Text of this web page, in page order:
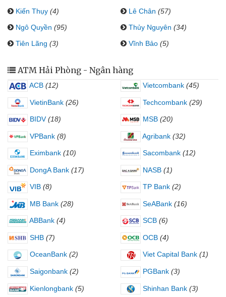
Kiến Thụy (4) Lê Chân (57)
Ngô Quyền (95) Thủy Nguyên (34)
Tiên Lãng (3) Vĩnh Bảo (5)
ATM Hải Phòng - Ngân hàng
ACB (12) Vietcombank (45)
VietinBank (26) Techcombank (29)
BIDV (18) MSB (20)
VPBank (8) Agribank (32)
Eximbank (10) Sacombank (12)
DongA Bank (17) NASB (1)
VIB (8) TP Bank (2)
MB Bank (28) SeABank (16)
ABBank (4) SCB (6)
SHB (7) OCB (4)
OceanBank (2) Viet Capital Bank (1)
Saigonbank (2) PGBank (3)
Kienlongbank (5) Shinhan Bank (3)